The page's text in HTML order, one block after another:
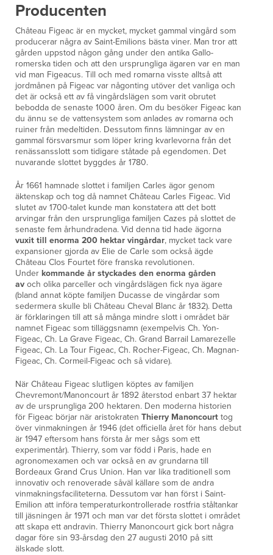
Producenten
Château Figeac är en mycket, mycket gammal vingård som
producerar några av Saint-Emilions bästa viner. Man tror att
gården uppstod någon gång under den antika Gallo-
romerska tiden och att den ursprungliga ägaren var en man
vid man Figeacus. Till och med romarna visste alltså att
jordmånen på Figeac var någonting utöver det vanliga och
det är också ett av få vingårdslägen som varit obrutet
bebodda de senaste 1000 åren. Om du besöker Figeac kan
du ännu se de vattensystem som anlades av romarna och
ruiner från medeltiden. Dessutom finns lämningar av en
gammal försvarsmur som löper kring kvarlevorna från det
renässansslott som tidigare ståtade på egendomen. Det
nuvarande slottet byggdes år 1780.
År 1661 hamnade slottet i familjen Carles ägor genom
äktenskap och tog då namnet Château Carles Figeac. Vid
slutet av 1700-talet kunde man konstatera att det bott
arvingar från den ursprungliga familjen Cazes på slottet de
senaste fem århundradena. Vid denna tid hade ägorna
vuxit till enorma 200 hektar vingårdar, mycket tack vare
expansioner gjorda av Elie de Carle som också ägde
Château Clos Fourtet före franska revolutionen.
Under kommande år styckades den enorma gården
av och olika parceller och vingårdslägen fick nya ägare
(bland annat köpte familjen Ducasse de vingårdar som
sedermera skulle bli Château Cheval Blanc år 1832). Detta
är förklaringen till att så många mindre slott i området bär
namnet Figeac som tilläggsnamn (exempelvis Ch. Yon-
Figeac, Ch. La Grave Figeac, Ch. Grand Barrail Lamarezelle
Figeac, Ch. La Tour Figeac, Ch. Rocher-Figeac, Ch. Magnan-
Figeac, Ch. Cormeil-Figeac och så vidare).
När Château Figeac slutligen köptes av familjen
Chevremont/Manoncourt år 1892 återstod enbart 37 hektar
av de ursprungliga 200 hektaren. Den moderna historien
för Figeac börjar när aristokraten Thierry Manoncourt tog
över vinmakningen år 1946 (det officiella året för hans debut
är 1947 eftersom hans första år mer sågs som ett
experimentår). Thierry, som var född i Paris, hade en
agronomexamen och var också en av grundarna till
Bordeaux Grand Crus Union. Han var lika traditionell som
innovativ och renoverade såväl källare som de andra
vinmakningsfaciliteterna. Dessutom var han först i Saint-
Emilion att införa temperaturkontrollerade rostfria ståltankar
till jäsningen år 1971 och man var det första slottet i området
att skapa ett andravin. Thierry Manoncourt gick bort några
dagar före sin 93-årsdag den 27 augusti 2010 på sitt
älskade slott.